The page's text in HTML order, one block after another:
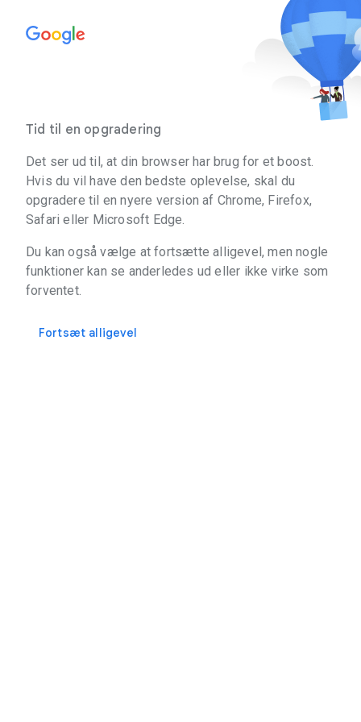
Tid til en opgradering
Det ser ud til, at din browser har brug for et boost.
Hvis du vil have den bedste oplevelse, skal du
opgradere til en nyere version af Chrome, Firefox,
Safari eller Microsoft Edge.
Du kan også vælge at fortsætte alligevel, men nogle
funktioner kan se anderledes ud eller ikke virke som
forventet.
Fortsæt alligevel